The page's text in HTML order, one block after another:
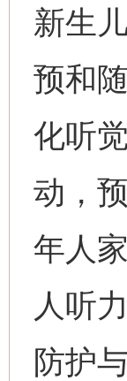
新生
预和
化听
动，
年人
人听
防护